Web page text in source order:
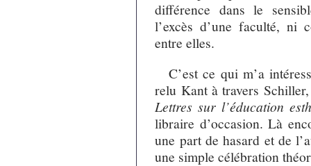
différence dans le
l’excès d’une faculté, ni
entre elles.
C’est ce qui m’a
relu Kant à travers
Lettres sur l’éducation
libraire d’occasion. Là
une part de hasard et de
une simple célébration